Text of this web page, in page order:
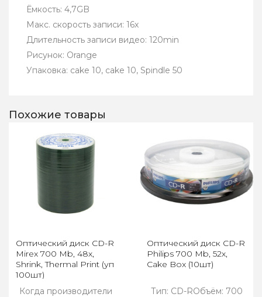
Ёмкость: 4,7GB
Макс. скорость записи: 16х
Длительность записи видео: 120min
Рисунок: Orange
Упаковка: cake 10, cake 10, Spindle 50
Похожие товары
Оптический диск CD-R
Mirex 700 Mb, 48х,
Shrink, Thermal Print (уп
100шт)
Когда производители
Оптический диск CD-R
Philips 700 Mb, 52х,
Cake Box (10шт)
Тип: CD-RОбъём: 700